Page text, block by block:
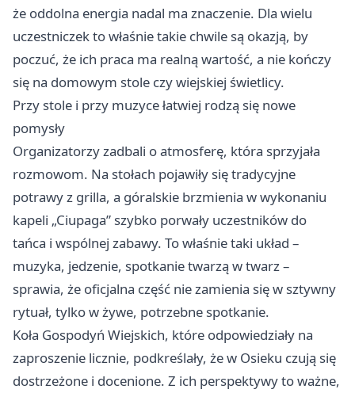
że oddolna energia nadal ma znaczenie. Dla wielu
uczestniczek to właśnie takie chwile są okazją, by
poczuć, że ich praca ma realną wartość, a nie kończy
się na domowym stole czy wiejskiej świetlicy.
Przy stole i przy muzyce łatwiej rodzą się nowe
pomysły
Organizatorzy zadbali o atmosferę, która sprzyjała
rozmowom. Na stołach pojawiły się tradycyjne
potrawy z grilla, a góralskie brzmienia w wykonaniu
kapeli „Ciupaga” szybko porwały uczestników do
tańca i wspólnej zabawy. To właśnie taki układ –
muzyka, jedzenie, spotkanie twarzą w twarz –
sprawia, że oficjalna część nie zamienia się w sztywny
rytuał, tylko w żywe, potrzebne spotkanie.
Koła Gospodyń Wiejskich, które odpowiedziały na
zaproszenie licznie, podkreślały, że w Osieku czują się
dostrzeżone i docenione. Z ich perspektywy to ważne,